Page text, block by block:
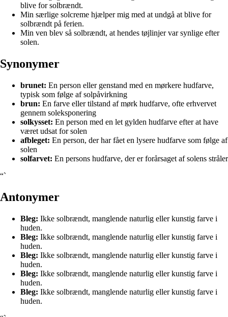
blive for solbrændt.
Min særlige solcreme hjælper mig med at undgå at blive for
solbrændt på ferien.
Min ven blev så solbrændt, at hendes tøjlinjer var synlige efter
solen.
Synonymer
brunet: En person eller genstand med en mørkere hudfarve,
typisk som følge af solpåvirkning
brun: En farve eller tilstand af mørk hudfarve, ofte erhvervet
gennem soleksponering
solkysset: En person med en let gylden hudfarve efter at have
været udsat for solen
afbleget: En person, der har fået en lysere hudfarve som følge af
solen
solfarvet: En persons hudfarve, der er forårsaget af solens stråler
“`
Antonymer
Bleg: Ikke solbrændt, manglende naturlig eller kunstig farve i
huden.
Bleg: Ikke solbrændt, manglende naturlig eller kunstig farve i
huden.
Bleg: Ikke solbrændt, manglende naturlig eller kunstig farve i
huden.
Bleg: Ikke solbrændt, manglende naturlig eller kunstig farve i
huden.
Bleg: Ikke solbrændt, manglende naturlig eller kunstig farve i
huden.